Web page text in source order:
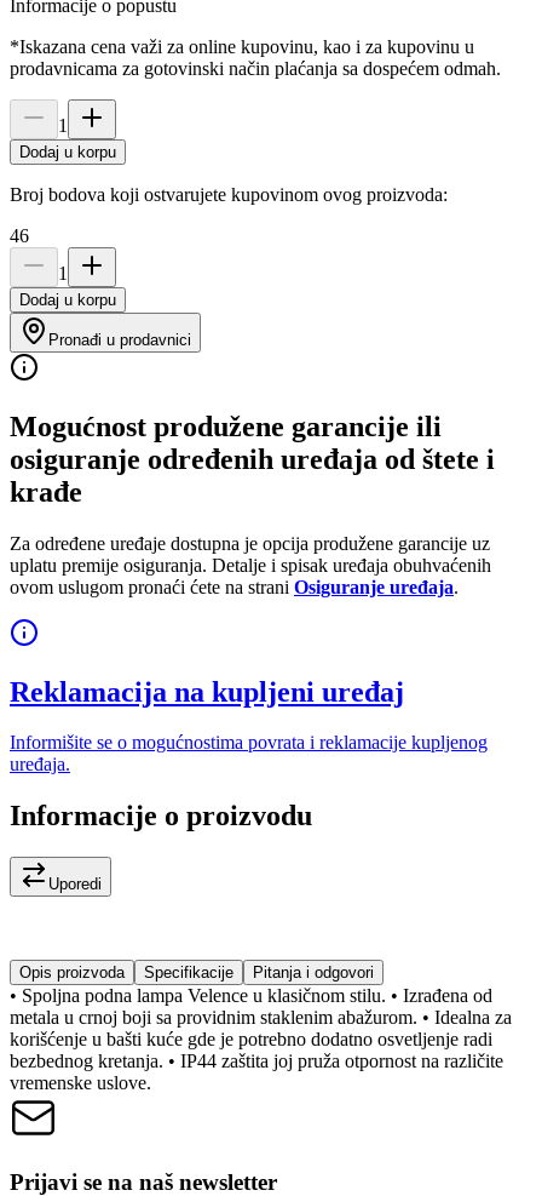
Informacije o popustu
*Iskazana cena važi za online kupovinu, kao i za kupovinu u
prodavnicama za gotovinski način plaćanja sa dospećem odmah.
1
Dodaj u korpu
Broj bodova koji ostvarujete kupovinom ovog proizvoda:
46
1
Dodaj u korpu
Pronađi u prodavnici
Mogućnost produžene garancije ili
osiguranje određenih uređaja od štete i
krađe
Za određene uređaje dostupna je opcija produžene garancije uz
uplatu premije osiguranja. Detalje i spisak uređaja obuhvaćenih
ovom uslugom pronaći ćete na strani Osiguranje uređaja.
Reklamacija na kupljeni uređaj
Informišite se o mogućnostima povrata i reklamacije kupljenog
uređaja.
Informacije o proizvodu
Uporedi
Opis proizvoda Specifikacije Pitanja i odgovori
• Spoljna podna lampa Velence u klasičnom stilu. • Izrađena od
metala u crnoj boji sa providnim staklenim abažurom. • Idealna za
korišćenje u bašti kuće gde je potrebno dodatno osvetljenje radi
bezbednog kretanja. • IP44 zaštita joj pruža otpornost na različite
vremenske uslove.
Prijavi se na naš newsletter